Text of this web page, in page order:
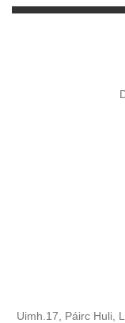
Uimh.17, Páirc Huli,